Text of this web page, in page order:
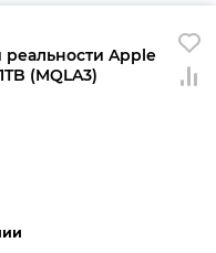
Apple
(MQLA3)